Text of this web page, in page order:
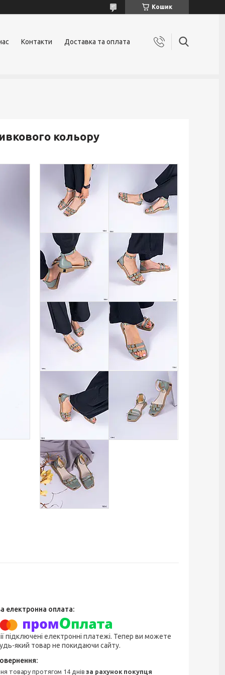
Кошик
Контакти Доставка та оплата
кольору
підключені електронні платежі. Тепер ви можете
який товар не покидаючи сайту.
товару протягом 14 днівза рахунок покупця